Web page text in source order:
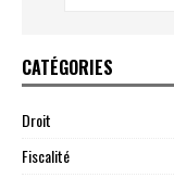
CATÉGORIES
Droit
Fiscalité